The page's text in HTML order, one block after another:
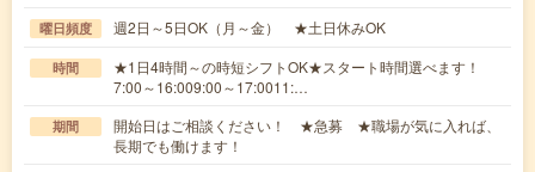
曜日頻度 週2日～5日OK（月～金） ★土日休みOK
時間
★1日4時間～の時短シフトOK★スタート時間選べます！
7:00～16:009:00～17:0011:…
期間
開始日はご相談ください！ ★急募 ★職場が気に入れば、
長期でも働けます！